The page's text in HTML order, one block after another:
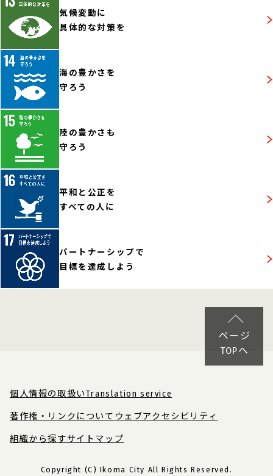
気候変動に
具体的な対策を
海の豊かさを
守ろう
陸の豊かさも
守ろう
平和と公正を
すべての人に
パートナーシップで
目標を達成しよう
ページ
TOPへ
個人情報の取扱いTranslation service
著作権・リンクについて ウェブアクセシビリティ
組織から探すサイトマップ
Copyright (C) Ikoma City All Rights Reserved.